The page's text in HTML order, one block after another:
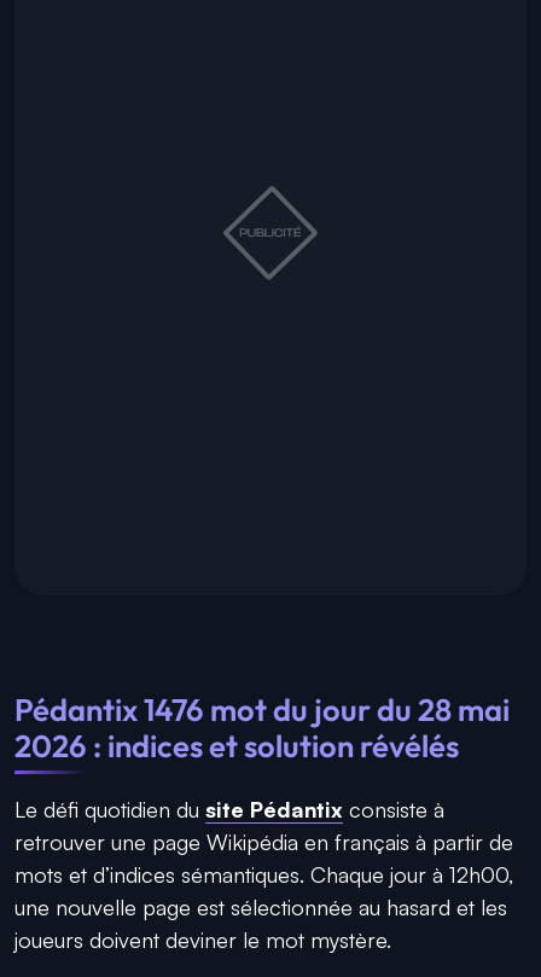
Pédantix 1476 mot du jour du 28 mai
2026 : indices et solution révélés
Le défi quotidien du site Pédantix consiste à
retrouver une page Wikipédia en français à partir de
mots et d’indices sémantiques. Chaque jour à 12h00,
une nouvelle page est sélectionnée au hasard et les
joueurs doivent deviner le mot mystère.